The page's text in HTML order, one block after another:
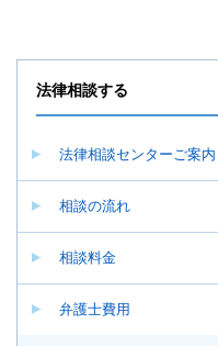
法律相談する
法律相談センターご案内
相談の流れ
相談料金
弁護士費用
が
開
き
す。